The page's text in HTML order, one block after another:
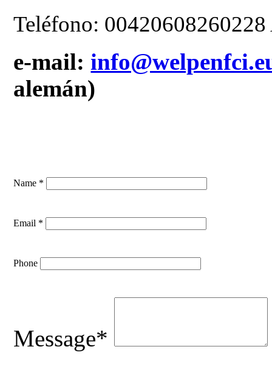
Teléfono:
e-mail:
alemán)
Name *
Email *
Phone
Message*